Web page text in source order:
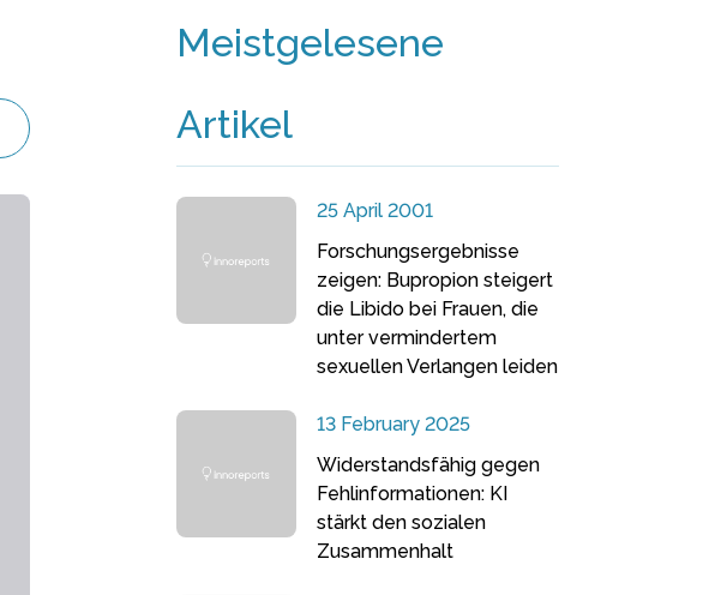
Meistgelesene
Artikel
25 April 2001
Forschungsergebnisse
zeigen: Bupropion steigert
die Libido bei Frauen, die
unter vermindertem
sexuellen Verlangen leiden
13 February 2025
Widerstandsfähig gegen
Fehlinformationen: KI
stärkt den sozialen
Zusammenhalt